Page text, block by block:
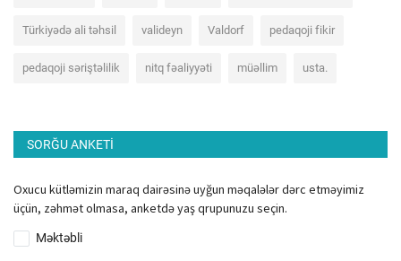
Türkiyədə ali təhsil valideyn Valdorf pedaqoji fikir
pedaqoji səriştəlilik nitq fəaliyyəti müəllim usta.
SORĞU ANKETI
Oxucu kütləmizin maraq dairəsinə uyğun məqalələr dərc etməyimiz
üçün, zəhmət olmasa, anketdə yaş qrupunuzu seçin.
Məktəbli